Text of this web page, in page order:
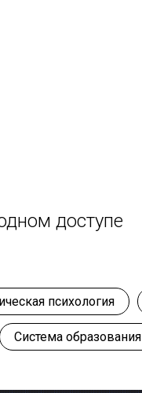
доступе
психология
Система образования